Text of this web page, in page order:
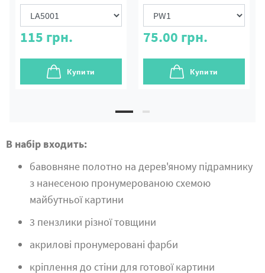
115 грн.
Купити
75.00 грн.
Купити
В набір входить:
бавовняне полотно на дерев'яному підрамнику
з нанесеною пронумерованою схемою
майбутньої картини
3 пензлики різної товщини
акрилові пронумеровані фарби
кріплення до стіни для готової картини